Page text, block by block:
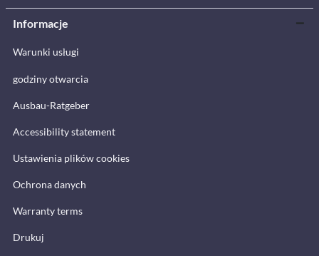
Informacje
Warunki usługi
godziny otwarcia
Ausbau-Ratgeber
Accessibility statement
Ustawienia plików cookies
Ochrona danych
Warranty terms
Drukuj